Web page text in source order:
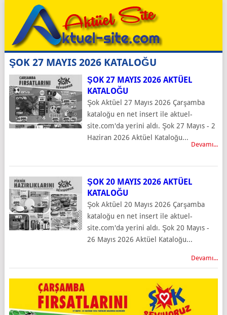
ŞOK 27 MAYIS 2026 KATALOĞU
ŞOK 27 MAYIS 2026 AKTÜEL
KATALOĞU
Şok Aktüel 27 Mayıs 2026 Çarşamba
kataloğu en net insert ile aktuel-
site.com'da yerini aldı. Şok 27 Mayıs - 2
Haziran 2026 Aktüel Kataloğu...
Devamı...
ŞOK 20 MAYIS 2026 AKTÜEL
KATALOĞU
Şok Aktüel 20 Mayıs 2026 Çarşamba
kataloğu en net insert ile aktuel-
site.com'da yerini aldı. Şok 20 Mayıs -
26 Mayıs 2026 Aktüel Kataloğu...
Devamı...